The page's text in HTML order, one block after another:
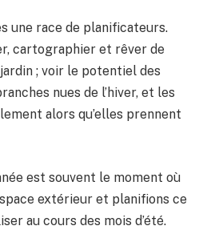
une race de planificateurs.
cartographier et rêver de
; voir le potentiel des
nues de l’hiver, et les
alors qu’elles prennent
est souvent le moment où
extérieur et planifions ce
au cours des mois d’été.